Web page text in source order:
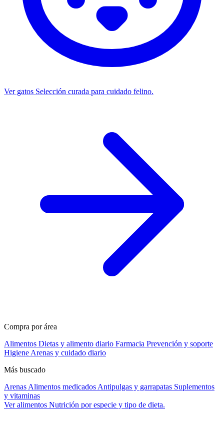
Ver gatos Selección curada para cuidado felino.
Compra por área
Alimentos Dietas y alimento diario Farmacia Prevención y soporte
Higiene Arenas y cuidado diario
Más buscado
Arenas Alimentos medicados Antipulgas y garrapatas Suplementos
y vitaminas
Ver alimentos Nutrición por especie y tipo de dieta.